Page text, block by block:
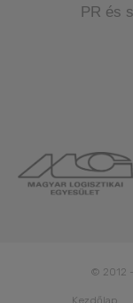
PR és
© 2012
Kezdőlap